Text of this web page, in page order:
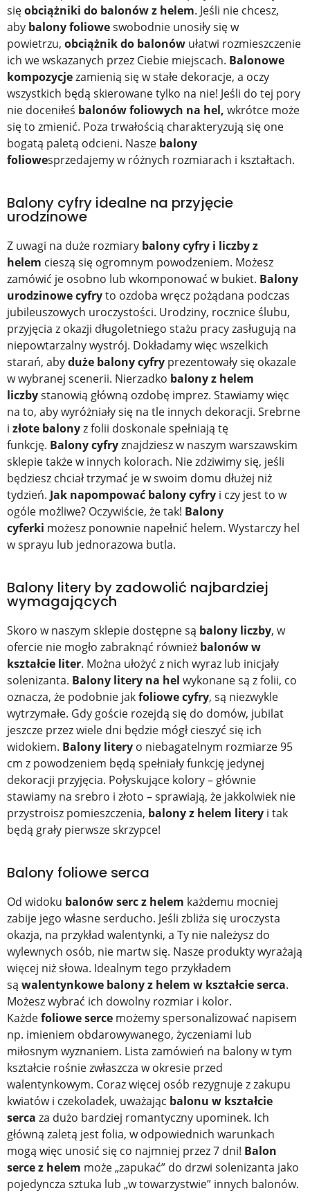
sięobciążniki do balonów z helem. Jeśli nie chcesz,
aby balony folioweswobodnie unosiły się w
powietrzu, obciążnik do balonów ułatwi rozmieszczenie
ich we wskazanych przez Ciebie miejscach. Balonowe
kompozycjezamienią się w stałe dekoracje, a oczy
wszystkich będą skierowane tylko na nie! Jeśli do tej pory
nie doceniłeś balonów foliowych na hel, wkrótce może
się to zmienić. Poza trwałością charakteryzują się one
bogatą paletą odcieni. Nasze balony
foliowesprzedajemy w różnych rozmiarach i kształtach.
Balony cyfry idealne na przyjęcie
urodzinowe
Z uwagi na duże rozmiary balony cyfry i liczby z
helem cieszą się ogromnym powodzeniem. Możesz
zamówić je osobno lub wkomponować w bukiet. Balony
urodzinowe cyfryto ozdoba wręcz pożądana podczas
jubileuszowych uroczystości. Urodziny, rocznice ślubu,
przyjęcia z okazji długoletniego stażu pracy zasługują na
niepowtarzalny wystrój. Dokładamy więc wszelkich
starań, abyduże balony cyfry prezentowały się okazale
w wybranej scenerii. Nierzadko balony z helem
liczbystanowią główną ozdobę imprez. Stawiamy więc
na to, aby wyróżniały się na tle innych dekoracji. Srebrne
i złote balonyz folii doskonale spełniają tę
funkcję. Balony cyfryznajdziesz w naszym warszawskim
sklepie także w innych kolorach. Nie zdziwimy się, jeśli
będziesz chciał trzymać je w swoim domu dłużej niż
tydzień. Jak napompować balony cyfry i czy jest to w
ogóle możliwe? Oczywiście, że tak! Balony
cyferki możesz ponownie napełnić helem. Wystarczy hel
w sprayu lub jednorazowa butla.
Balony litery by zadowolić najbardziej
wymagających
Skoro w naszym sklepie dostępne są balony liczby, w
ofercie nie mogło zabraknąć również balonów w
kształcie liter. Można ułożyć z nich wyraz lub inicjały
solenizanta. Balony litery na hel wykonane są z folii, co
oznacza, że podobnie jakfoliowe cyfry, są niezwykle
wytrzymałe. Gdy goście rozejdą się do domów, jubilat
jeszcze przez wiele dni będzie mógł cieszyć się ich
widokiem. Balony litery o niebagatelnym rozmiarze 95
cm z powodzeniem będą spełniały funkcję jedynej
dekoracji przyjęcia. Połyskujące kolory – głównie
stawiamy na srebro i złoto – sprawiają, że jakkolwiek nie
przystroisz pomieszczenia, balony z helem litery i tak
będą grały pierwsze skrzypce!
Balony foliowe serca
Od widoku balonów serc z helem każdemu mocniej
zabije jego własne serducho. Jeśli zbliża się uroczysta
okazja, na przykład walentynki, a Ty nie należysz do
wylewnych osób, nie martw się. Nasze produkty wyrażają
więcej niż słowa. Idealnym tego przykładem
są walentynkowe balony z helem w kształcie serca.
Możesz wybrać ich dowolny rozmiar i kolor.
Każdefoliowe serce możemy spersonalizować napisem
np. imieniem obdarowywanego, życzeniami lub
miłosnym wyznaniem. Lista zamówień na balony w tym
kształcie rośnie zwłaszcza w okresie przed
walentynkowym. Coraz więcej osób rezygnuje z zakupu
kwiatów i czekoladek, uważając balonu w kształcie
serca za dużo bardziej romantyczny upominek. Ich
główną zaletą jest folia, w odpowiednich warunkach
mogą więc unosić się co najmniej przez 7 dni! Balon
serce z helem może „zapukać” do drzwi solenizanta jako
pojedyncza sztuka lub „w towarzystwie” innych balonów.